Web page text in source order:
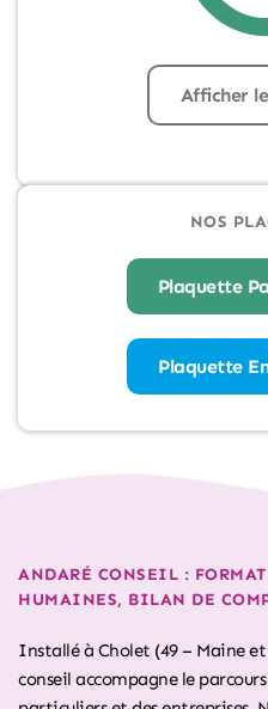
Afficher
NOS
Plaquette
Plaquette
ANDARÉ CONSEIL :
HUMAINES, BILAN DE
Installé à Cholet (49 – Maine
conseil accompagne le